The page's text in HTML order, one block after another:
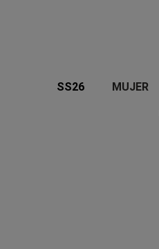
SS26 MUJER